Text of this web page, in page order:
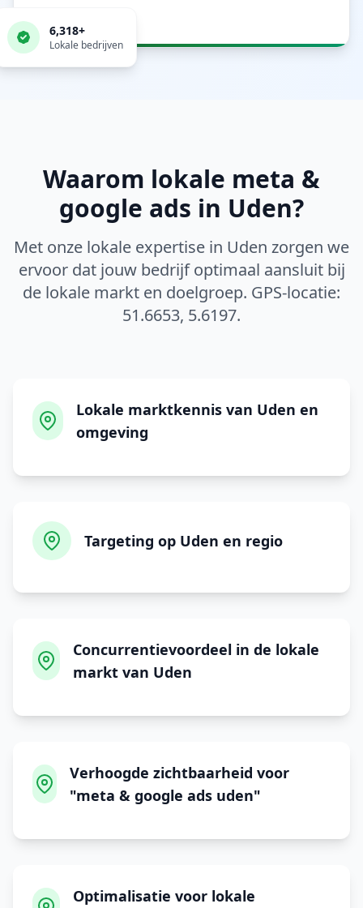
6,318+
Lokale bedrijven
Waarom lokale meta &
google ads in Uden?
Met onze lokale expertise in Uden zorgen we
ervoor dat jouw bedrijf optimaal aansluit bij
de lokale markt en doelgroep. GPS-locatie:
51.6653, 5.6197.
Lokale marktkennis van Uden en
omgeving
Targeting op Uden en regio
Concurrentievoordeel in de lokale
markt van Uden
Verhoogde zichtbaarheid voor
"meta & google ads uden"
Optimalisatie voor lokale